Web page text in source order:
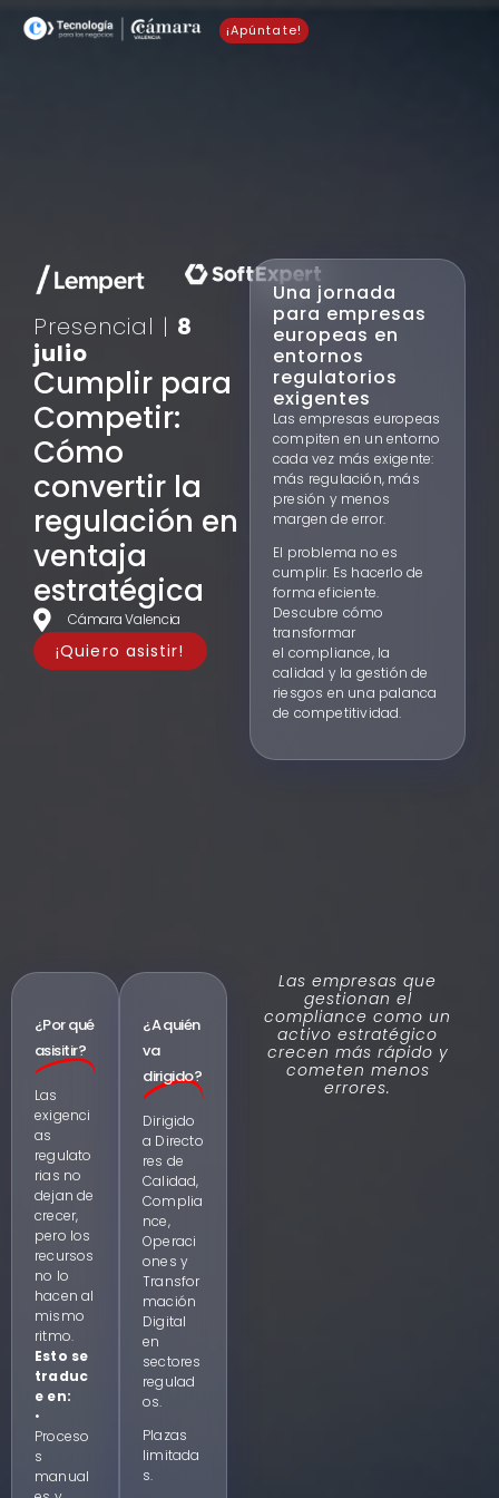
¡Apúntate!
Presencial | 8
julio
Cumplir para
Competir:
Cómo
convertir la
regulación en
ventaja
estratégica
Cámara Valencia
¡Quiero asistir!
Una jornada
para empresas
europeas en
entornos
regulatorios
exigentes
Las empresas europeas
compiten en un entorno
cada vez más exigente:
más regulación, más
presión y menos
margen de error.
El problema no es
cumplir. Es hacerlo de
forma eficiente.
Descubre cómo
transformar
el compliance, la
calidad y la gestión de
riesgos en una palanca
de competitividad.
¿Por qué
asisitir?
Las
exigenci
as
regulato
rias no
dejan de
crecer,
pero los
recursos
no lo
hacen al
mismo
ritmo.
Esto se
traduc
e en:
•
Proceso
s
manual
¿A quién
va
dirigido?
Dirigido
a Directo
res de
Calidad,
Complia
nce,
Operaci
ones y
Transfor
mación
Digital
en
sectores
regulad
os.
Plazas
limitada
s.
Las empresas que
gestionan el
compliance como un
activo estratégico
crecen más rápido y
cometen menos
errores.